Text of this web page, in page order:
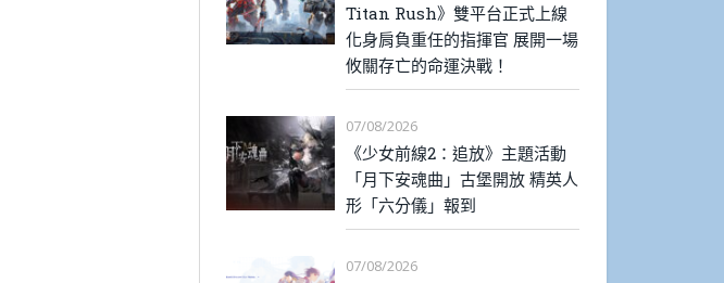
Titan Rush》雙平台正式上線
化身肩負重任的指揮官 展開一場
攸關存亡的命運決戰！
07/08/2026
《少女前線2：追放》主題活動
「月下安魂曲」古堡開放 精英人
形「六分儀」報到
07/08/2026